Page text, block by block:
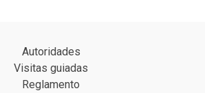
Autoridades
Visitas guiadas
Reglamento